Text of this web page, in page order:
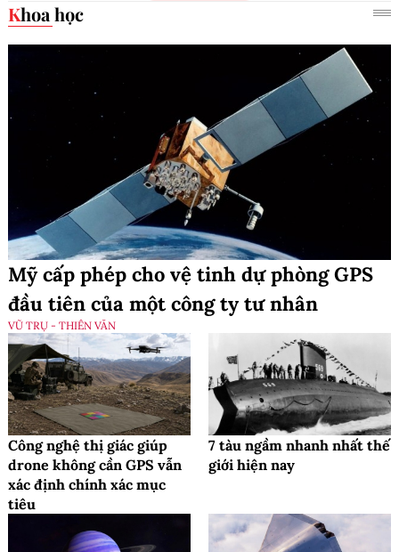
Khoa học
Mỹ cấp phép cho vệ tinh dự phòng GPS
đầu tiên của một công ty tư nhân
VŨ TRỤ - THIÊN VĂN
Công nghệ thị giác giúp
drone không cần GPS vẫn
xác định chính xác mục
tiêu
7 tàu ngầm nhanh nhất thế
giới hiện nay